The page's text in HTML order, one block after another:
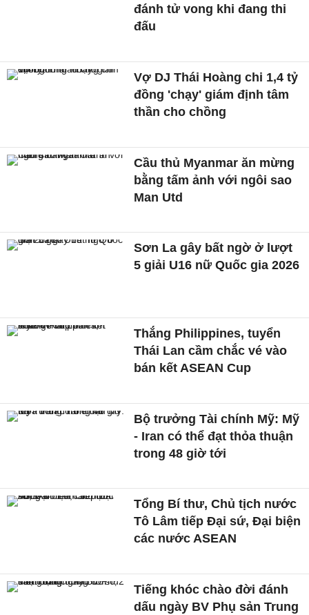
đánh tử vong khi đang thi
đấu
Vợ DJ Thái Hoàng chi 1,4 tỷ
đồng 'chạy' giám định tâm
thần cho chồng
Cầu thủ Myanmar ăn mừng
bằng tấm ảnh với ngôi sao
Man Utd
Sơn La gây bất ngờ ở lượt
5 giải U16 nữ Quốc gia 2026
Thắng Philippines, tuyển
Thái Lan cầm chắc vé vào
bán kết ASEAN Cup
Bộ trưởng Tài chính Mỹ: Mỹ
- Iran có thể đạt thỏa thuận
trong 48 giờ tới
Tổng Bí thư, Chủ tịch nước
Tô Lâm tiếp Đại sứ, Đại biện
các nước ASEAN
Tiếng khóc chào đời đánh
dấu ngày BV Phụ sản Trung